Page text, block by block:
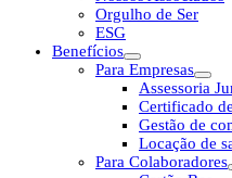
Orgulho de Ser
ESG
Benefícios
Para Empresas
Assessoria
Certificado
Gestão de
Locação de
Para Colaboradores